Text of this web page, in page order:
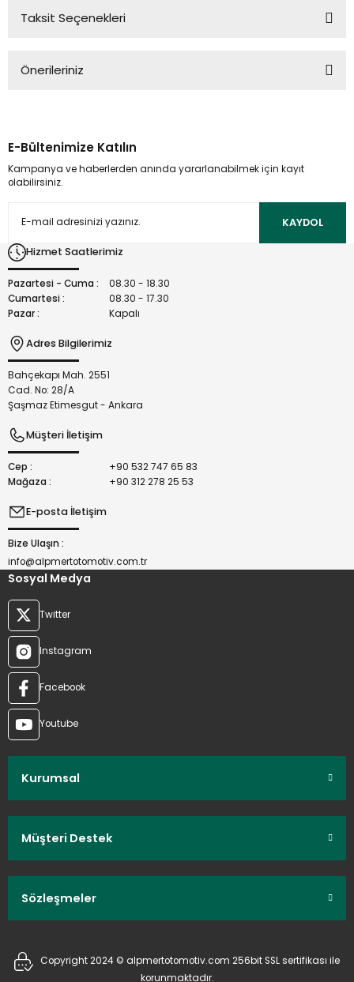
Taksit Seçenekleri
Önerileriniz
kullanarak tarafımıza iletebilirsiniz.
Görüş ve önerileriniz için teşekkür ederiz.
Ürün açıklamasında eksik bilgiler bulunuyor.
Bu ürüne benzer farklı alternatifler olmalı.
E-Bültenimize Katılın
Kampanya ve haberlerden anında yararlanabilmek için kayıt
olabilirsiniz.
KAYDOL
Hizmet Saatlerimiz
Pazartesi - Cuma :
08.30 - 18.30
Cumartesi :
08.30 - 17.30
Pazar :
Kapalı
Adres Bilgilerimiz
Bahçekapı Mah. 2551
Cad. No: 28/A
Şaşmaz Etimesgut - Ankara
Müşteri İletişim
Cep :
+90 532 747 65 83
Mağaza :
+90 312 278 25 53
E-posta İletişim
Bize Ulaşın :
info@alpmertotomotiv.com.tr
Sosyal Medya
Twitter
Instagram
Facebook
Youtube
Kurumsal
Müşteri Destek
Sözleşmeler
Copyright 2024 © alpmertotomotiv.com 256bit SSL sertifikası ile
korunmaktadır.